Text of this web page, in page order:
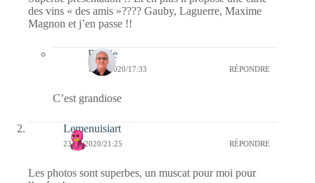
des vins « des amis »???? Gauby, Laguerre, Maxime
Magnon et j’en passe !!
Bernie
10/08/2020/17:33 RÉPONDRE
C’est grandiose
Lemenuisiart
23/07/2020/21:25 RÉPONDRE
Les photos sont superbes, un muscat pour moi pour